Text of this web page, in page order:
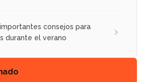
consejos para
durante el verano